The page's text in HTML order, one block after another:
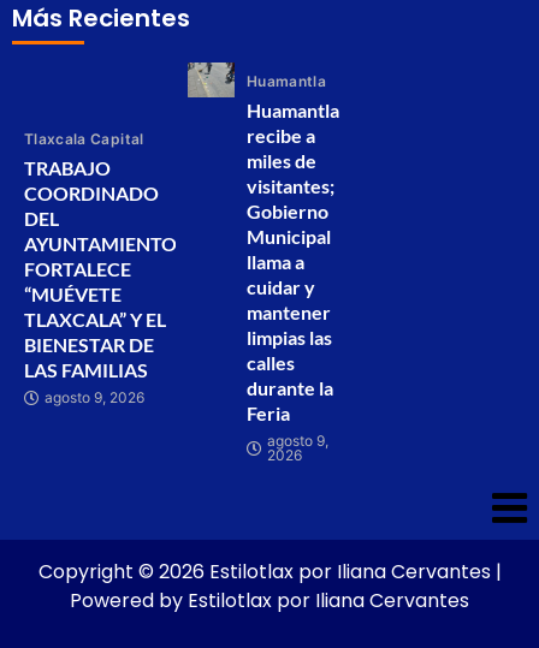
Más Recientes
Tlaxcala Capital
TRABAJO
COORDINADO
DEL
AYUNTAMIENTO
FORTALECE
“MUÉVETE
TLAXCALA” Y EL
BIENESTAR DE
LAS FAMILIAS
agosto 9, 2026
Huamantla
Huamantla
recibe a
miles de
visitantes;
Gobierno
Municipal
llama a
cuidar y
mantener
limpias las
calles
durante la
Feria
agosto 9,
2026
Copyright © 2026 Estilotlax por Iliana Cervantes |
Powered by Estilotlax por Iliana Cervantes